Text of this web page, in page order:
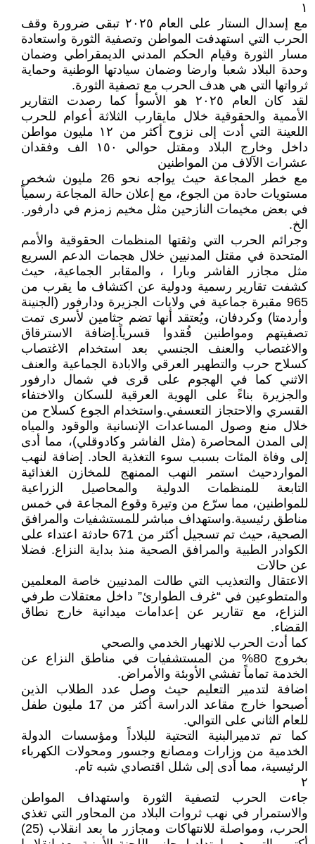
١
مع إسدال الستار على العام ٢٠٢٥ تبقى ضرورة وقف
الحرب التي استهدفت المواطن وتصفية الثورة واستعادة
مسار الثورة وقيام الحكم المدني الديمقراطي وضمان
وحدة البلاد شعبا وارضا وضمان سيادتها الوطنية وحماية
ثرواتها التي هي هدف الحرب مع تصفية الثورة.
لقد كان العام ٢٠٢٥ هو الأسوأ كما رصدت التقارير
الأممية والحقوقية خلال مايقارب الثلاثة أعوام للحرب
اللعينة التي أدت إلى نزوح أكثر من ١٢ مليون مواطن
داخل وخارج البلاد ومقتل حوالي ١٥٠ الف وفقدان
عشرات الآلاف من المواطنين
مع خطر المجاعة حيث يواجه نحو 26 مليون شخص
مستويات حادة من الجوع، مع إعلان حالة المجاعة رسمياً
في بعض مخيمات النازحين مثل مخيم زمزم في دارفور.
الخ.
وجرائم الحرب التي وثقتها المنظمات الحقوقية والأمم
المتحدة في مقتل المدنيين خلال هجمات الدعم السريع
مثل مجازر الفاشر وبارا ، والمقابر الجماعية، حيث
كشفت تقارير رسمية ودولية عن اكتشاف ما يقرب من
965 مقبرة جماعية في ولايات الجزيرة ودارفور (الجنينة
وأردمتا) وكردفان، ويُعتقد أنها تضم جثامين لأسرى تمت
تصفيتهم ومواطنين فُقدوا قسرياً.إضافة الاسترقاق
والاغتصاب والعنف الجنسي بعد استخدام الاغتصاب
كسلاح حرب والتطهير العرقي والابادة الجماعية والعنف
الاثني كما في الهجوم على قرى في شمال دارفور
والجزيرة بناءً على الهوية العرقية للسكان والاختفاء
القسري والاحتجاز التعسفي.واستخدام الجوع كسلاح من
خلال منع وصول المساعدات الإنسانية والوقود والمياه
إلى المدن المحاصرة (مثل الفاشر وكادوقلي)، مما أدى
إلى وفاة المئات بسبب سوء التغذية الحاد. إضافة لنهب
المواردحيث استمر النهب الممنهج للمخازن الغذائية
التابعة للمنظمات الدولية والمحاصيل الزراعية
للمواطنين، مما سرّع من وتيرة وقوع المجاعة في خمس
مناطق رئيسية.واستهداف مباشر للمستشفيات والمرافق
الصحية، حيث تم تسجيل أكثر من 671 حادثة اعتداء على
الكوادر الطبية والمرافق الصحية منذ بداية النزاع. فضلا
عن حالات
الاعتقال والتعذيب التي طالت المدنيين خاصة المعلمين
والمتطوعين في “غرف الطوارئ” داخل معتقلات طرفي
النزاع، مع تقارير عن إعدامات ميدانية خارج نطاق
القضاء.
كما أدت الحرب للانهيار الخدمي والصحي
بخروج 80% من المستشفيات في مناطق النزاع عن
الخدمة تماماً تفشي الأوبئة والأمراض.
اضافة لتدمير التعليم حيث وصل عدد الطلاب الذين
أصبحوا خارج مقاعد الدراسة أكثر من 17 مليون طفل
للعام الثاني على التوالي.
كما تم تدميرالبنية التحتية للبلاداً ومؤسسات الدولة
الخدمية من وزارات ومصانع وجسور ومحولات الكهرباء
الرئيسية، مما أدى إلى شلل اقتصادي شبه تام.
٢
جاءت الحرب لتصفية الثورة واستهداف المواطن
والاستمرار في نهب ثروات البلاد من المحاور التي تغذي
الحرب، ومواصلة للانتهاكات ومجازر ما بعد انقلاب (25)